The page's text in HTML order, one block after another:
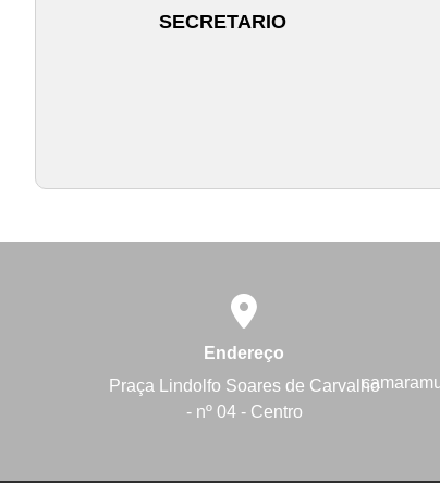
SECRETARIO
Endereço
Praça Lindolfo Soares de Carvalho
- nº 04 - Centro